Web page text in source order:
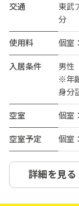
交通
東武
分
使用料
個室
入居条件
男
※年
身分
空室
個室
空室予定
個室
詳細を見る